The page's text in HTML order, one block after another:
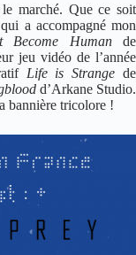
marché. Que ce soit
qui a accompagné mon
Become Humande
jeu vidéo de l’année
Life is Strange de
d’Arkane Studio.
bannière tricolore !